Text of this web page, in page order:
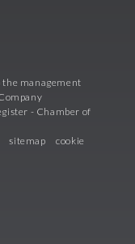
the management
- Chamber of
sitemap cookie